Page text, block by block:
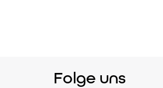
Folge uns